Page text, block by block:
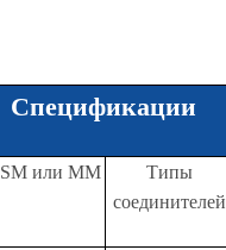
Спецификации
SM или MM
Типы
соединителей